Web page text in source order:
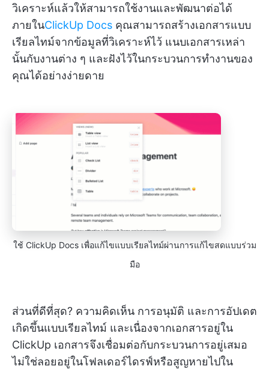
วิเคราะห์แล้วให้สามารถใช้งานและพัฒนาต่อได้
ภายในClickUp Docs คุณสามารถสร้างเอกสารแบบ
เรียลไทม์จากข้อมูลที่วิเคราะห์ไว้ แนบเอกสารเหล่า
นั้นกับงานต่าง ๆ และฝังไว้ในกระบวนการทำงานของ
คุณได้อย่างง่ายดาย
ใช้ ClickUp Docs เพื่อแก้ไขแบบเรียลไทม์ผ่านการแก้ไขสดแบบร่วม
มือ
ส่วนที่ดีที่สุด? ความคิดเห็น การอนุมัติ และการอัปเดต
เกิดขึ้นแบบเรียลไทม์ และเนื่องจากเอกสารอยู่ใน
ClickUp เอกสารจึงเชื่อมต่อกับกระบวนการอยู่เสมอ
ไม่ใช่ลอยอยู่ในโฟลเดอร์ไดรฟ์หรือสูญหายไปใน